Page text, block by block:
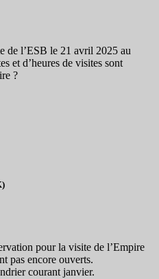
de l’ESB le 21 avril 2025 au
et d’heures de visites sont
?
pour la visite de l’Empire
pas encore ouverts.
courant janvier.